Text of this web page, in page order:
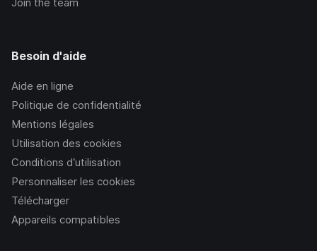
Besoin d'aide
Aide en ligne
Politique de confidentialité
Mentions légales
Utilisation des cookies
Conditions d’utilisation
Personnaliser les cookies
Télécharger
Appareils compatibles